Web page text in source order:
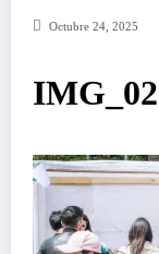
Octubre 24, 2025